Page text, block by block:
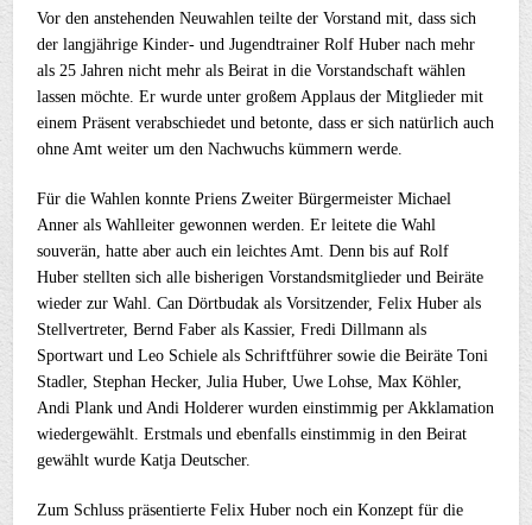
Vor den anstehenden Neuwahlen teilte der Vorstand mit, dass sich
der langjährige Kinder- und Jugendtrainer Rolf Huber nach mehr
als 25 Jahren nicht mehr als Beirat in die Vorstandschaft wählen
lassen möchte. Er wurde unter großem Applaus der Mitglieder mit
einem Präsent verabschiedet und betonte, dass er sich natürlich auch
ohne Amt weiter um den Nachwuchs kümmern werde.
Für die Wahlen konnte Priens Zweiter Bürgermeister Michael
Anner als Wahlleiter gewonnen werden. Er leitete die Wahl
souverän, hatte aber auch ein leichtes Amt. Denn bis auf Rolf
Huber stellten sich alle bisherigen Vorstandsmitglieder und Beiräte
wieder zur Wahl. Can Dörtbudak als Vorsitzender, Felix Huber als
Stellvertreter, Bernd Faber als Kassier, Fredi Dillmann als
Sportwart und Leo Schiele als Schriftführer sowie die Beiräte Toni
Stadler, Stephan Hecker, Julia Huber, Uwe Lohse, Max Köhler,
Andi Plank und Andi Holderer wurden einstimmig per Akklamation
wiedergewählt. Erstmals und ebenfalls einstimmig in den Beirat
gewählt wurde Katja Deutscher.
Zum Schluss präsentierte Felix Huber noch ein Konzept für die